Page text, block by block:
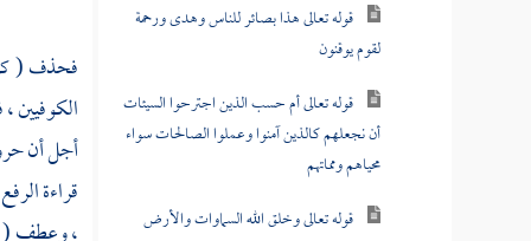
قوله تعالى هذا بصائر للناس وهدى ورحمة
لقوم يوقنون
قوله تعالى أم حسب الذين اجترحوا السيئات
أن نجعلهم كالذين آمنوا وعملوا الصالحات سواء
محياهم ومماتهم
قوله تعالى وخلق الله السماوات والأرض
فحذف (
أجل أن
قراءة